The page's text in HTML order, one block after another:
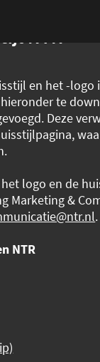
NTR
en het -logo
te
Deze
logo en de
Marketing &
.
NTR